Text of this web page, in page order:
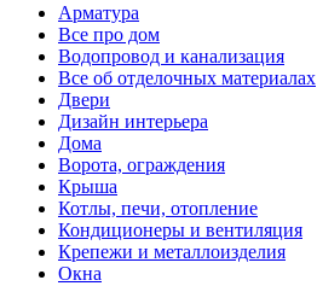
Арматура
Все про дом
Водопровод и канализация
Все об отделочных материалах
Двери
Дизайн интерьера
Дома
Ворота, ограждения
Крыша
Котлы, печи, отопление
Кондиционеры и вентиляция
Крепежи и металлоизделия
Окна